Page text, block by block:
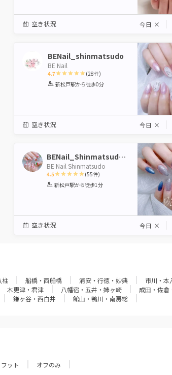
空き状況 今日 ×
BENail_shinmatsudo
BE Nail
4.7
1 2 3 4 5
(28件)
新松戸駅から徒歩0分
空き状況 今日 ×
BENail_Shinmatsudo_staf
BE Nail Shinmatsudo
4.5
1 2 3 4 5
(55件)
新松戸駅から徒歩1分
空き状況 今日 ×
柱 船橋・西船橋 浦安・行徳・妙典 市川・本
木更津・君津 八幡宿・五井・姉ヶ崎 成田・佐倉
鎌ヶ谷・西白井 館山・鴨川・南房総
フット オフのみ